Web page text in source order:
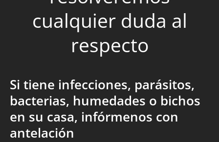
cualquier duda al
respecto
Si tiene infecciones, parásitos,
bacterias, humedades o bichos
en su casa, infórmenos con
antelación